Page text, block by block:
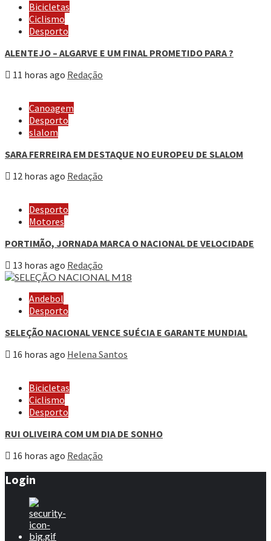
Bicicletas
Ciclismo
Desporto
ALENTEJO – ALGARVE E UM FINAL PROMETIDO PARA ?
11 horas ago Redação
Canoagem
Desporto
slalom
SARA FERREIRA EM DESTAQUE NO EUROPEU DE SLALOM
12 horas ago Redação
Desporto
Motores
PORTIMÃO, JORNADA MARCA O NACIONAL DE VELOCIDADE
13 horas ago Redação
Andebol
Desporto
SELEÇÃO NACIONAL VENCE SUÉCIA E GARANTE MUNDIAL
16 horas ago Helena Santos
Bicicletas
Ciclismo
Desporto
RUI OLIVEIRA COM UM DIA DE SONHO
16 horas ago Redação
Login